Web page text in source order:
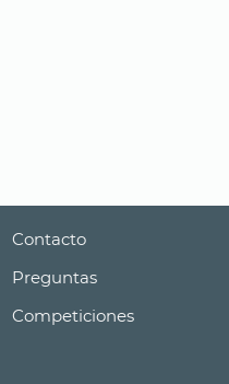
Contacto
Preguntas
Competiciones